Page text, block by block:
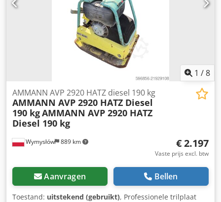
1 /8
Wymysłów 889 km
AMMANN AVP 2920 HATZ diesel 190 kg
AMMANN AVP 2920 HATZ Diesel
190 kgAMMANN AVP 2920 HATZ
Diesel 190 kg
€ 2.197
Vaste prijs excl. btw
Aanvragen Bellen
Toestand: uitstekend (gebruikt), Professionele trilplaat